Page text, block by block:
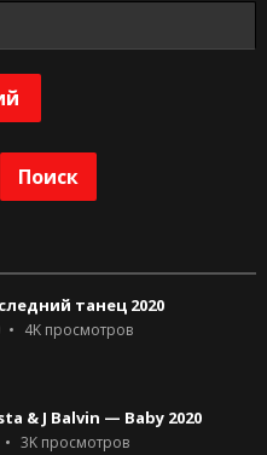
танец 2020
4Kпросмотров
& J Balvin — Baby 2020
3Kпросмотров